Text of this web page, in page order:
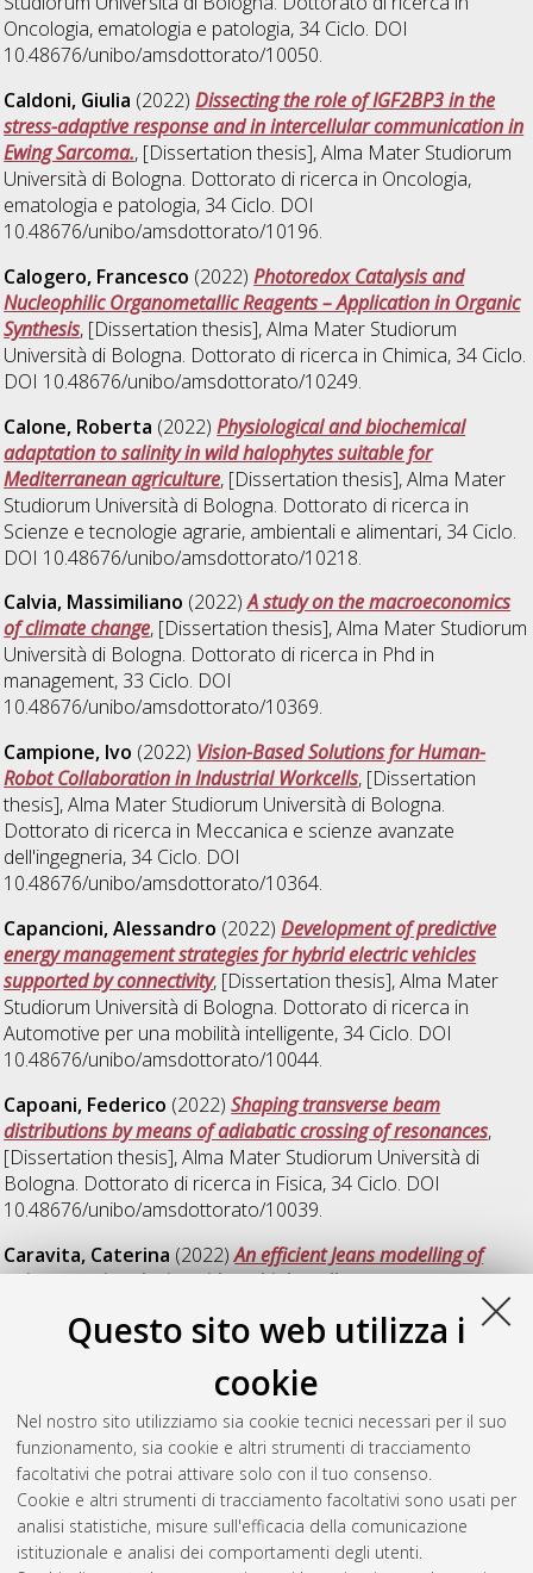
Questo sito web utilizza i
cookie
Nel nostro sito utilizziamo sia cookie tecnici necessari per il suo
funzionamento, sia cookie e altri strumenti di tracciamento
facoltativi che potrai attivare solo con il tuo consenso.
Cookie e altri strumenti di tracciamento facoltativi sono usati per
analisi statistiche, misure sull'efficacia della comunicazione
istituzionale e analisi dei comportamenti degli utenti.
Oncologia, ematologia e patologia, 34 Ciclo. DOI
10.48676/unibo/amsdottorato/10050.
Caldoni, Giulia (2022)Dissecting the role of IGF2BP3 in the
stress-adaptive response and in intercellular communication in
Ewing Sarcoma., [Dissertation thesis], Alma Mater Studiorum
Università di Bologna. Dottorato di ricerca in Oncologia,
ematologia e patologia, 34 Ciclo. DOI
10.48676/unibo/amsdottorato/10196.
Calogero, Francesco (2022)Photoredox Catalysis and
Nucleophilic Organometallic Reagents – Application in Organic
Synthesis, [Dissertation thesis], Alma Mater Studiorum
Università di Bologna. Dottorato di ricerca in Chimica, 34 Ciclo.
DOI 10.48676/unibo/amsdottorato/10249.
Calone, Roberta (2022)Physiological and biochemical
adaptation to salinity in wild halophytes suitable for
Mediterranean agriculture, [Dissertation thesis], Alma Mater
Studiorum Università di Bologna. Dottorato di ricerca in
Scienze e tecnologie agrarie, ambientali e alimentari, 34 Ciclo.
DOI 10.48676/unibo/amsdottorato/10218.
Calvia, Massimiliano (2022)A study on the macroeconomics
of climate change, [Dissertation thesis], Alma Mater Studiorum
Università di Bologna. Dottorato di ricerca in Phd in
management, 33 Ciclo. DOI
10.48676/unibo/amsdottorato/10369.
Campione, Ivo (2022) Vision-Based Solutions for Human-
Robot Collaboration in Industrial Workcells, [Dissertation
thesis], Alma Mater Studiorum Università di Bologna.
Dottorato di ricerca in Meccanica e scienze avanzate
dell'ingegneria, 34 Ciclo. DOI
10.48676/unibo/amsdottorato/10364.
Capancioni, Alessandro (2022)Development of predictive
energy management strategies for hybrid electric vehicles
supported by connectivity, [Dissertation thesis], Alma Mater
Studiorum Università di Bologna. Dottorato di ricerca in
Automotive per una mobilità intelligente, 34 Ciclo. DOI
10.48676/unibo/amsdottorato/10044.
Capoani, Federico (2022)Shaping transverse beam
distributions by means of adiabatic crossing of resonances,
[Dissertation thesis], Alma Mater Studiorum Università di
Bologna. Dottorato di ricerca in Fisica, 34 Ciclo. DOI
10.48676/unibo/amsdottorato/10039.
Caravita, Caterina (2022)An efficient Jeans modelling of
axisymmetric galaxies with multiple stellar components,
Bologna. Dottorato di ricerca inAstrofisica, 34 Ciclo. DOI
Creature: Monstrosity and Female Grotesque in Mary Shelley,
Angela Carter and Jeanette Winterson, [Dissertation thesis],
Alma Mater Studiorum Università di Bologna. Dottorato di
ricerca in Lingue, letterature e culture moderne , 34 Ciclo. DOI
10.48676/unibo/amsdottorato/10347.